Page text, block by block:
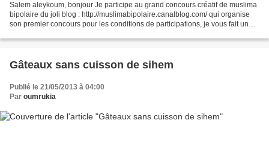
Salem aleykoum, bonjour Je participe au grand concours créatif de muslima
bipolaire du joli blog : http://muslimabipolaire.canalblog.com/ qui organise
son premier concours pour les conditions de participations, je vous fait un
Gâteaux sans cuisson de sihem
Publié le 21/05/2013 à 04:00
Par oumrukia